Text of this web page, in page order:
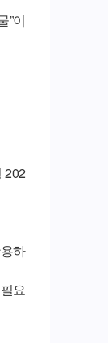
”이
202
하
요